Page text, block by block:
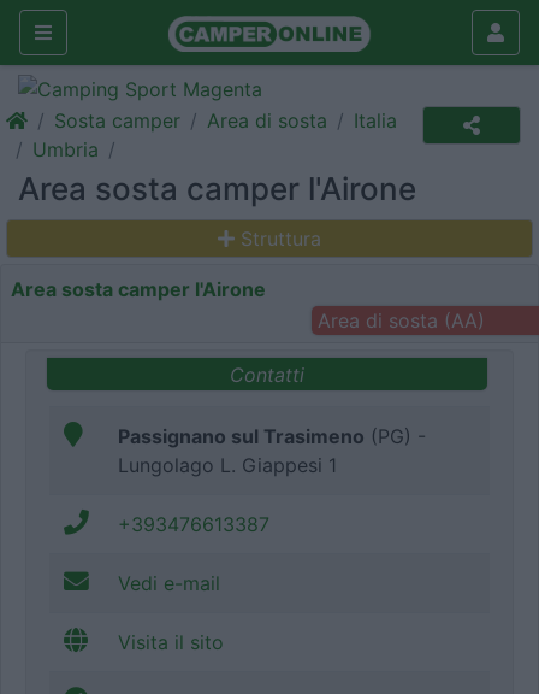
Sosta camper Area di sosta
Italia
Umbria
Area sosta camper l'Airone
Struttura
Area sosta camper l'Airone
Area di sosta (AA)
Contatti
Passignano sul Trasimeno (PG) -
Lungolago L. Giappesi 1
+393476613387
Vedi e-mail
Visita il sito